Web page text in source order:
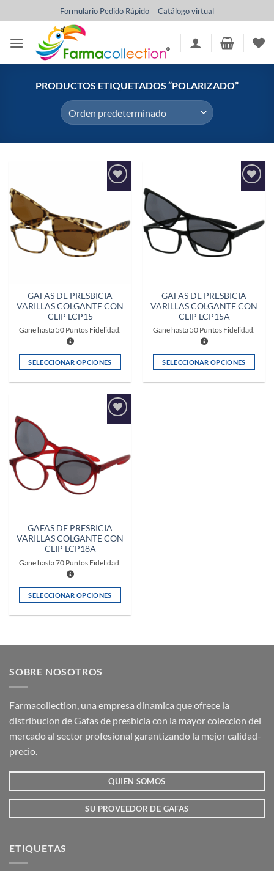
al
contenido
Formulario Pedido Rápido Catálogo virtual
PRODUCTOS ETIQUETADOS “POLARIZADO”
Añadir
GAFAS DE PRESBICIA
VARILLAS COLGANTE CON
CLIP LCP15
Gane hasta 50 Puntos Fidelidad.
SELECCIONAR OPCIONES
opciones
pueden
elegir
página
de
Añadir
GAFAS DE PRESBICIA
VARILLAS COLGANTE CON
CLIP LCP15A
Gane hasta 50 Puntos Fidelidad.
SELECCIONAR OPCIONES
Añadir
GAFAS DE PRESBICIA
VARILLAS COLGANTE CON
CLIP LCP18A
Gane hasta70 Puntos Fidelidad.
SELECCIONAR OPCIONES
múltiples
Las
pueden
elegir
en
de
producto
SOBRE NOSOTROS
Farmacollection, una empresa dinamica que ofrece la
distribucion de Gafas de presbicia con la mayor coleccion del
mercado al sector profesional garantizando la mejor calidad-
precio.
QUIEN SOMOS
SU PROVEEDOR DE GAFAS
ETIQUETAS